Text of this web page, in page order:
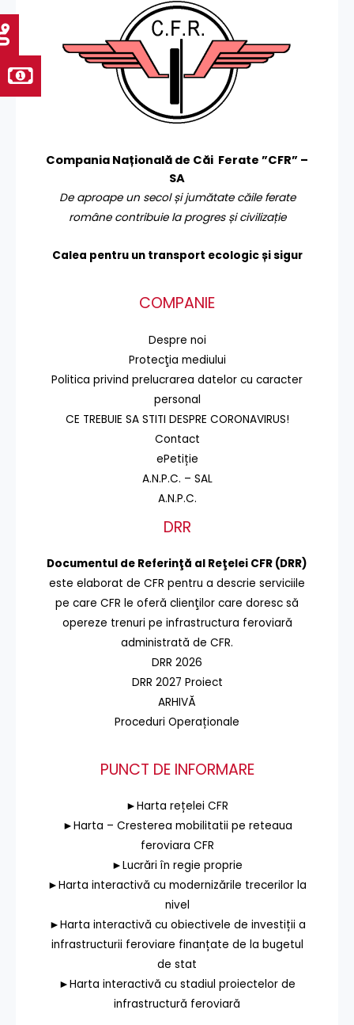
Compania Națională de Căi Ferate ”CFR” –
SA
De aproape un secol și jumătate căile ferate
române contribuie la progres și civilizație
Calea pentru un transport ecologic și sigur
COMPANIE
Despre noi
Protecţia mediului
Politica privind prelucrarea datelor cu caracter
personal
CE TREBUIE SA STITI DESPRE CORONAVIRUS!
Contact
ePetiție
A.N.P.C. – SAL
A.N.P.C.
DRR
Documentul de Referinţă al Reţelei CFR (DRR)
este elaborat de CFR pentru a descrie serviciile
pe care CFR le oferă clienţilor care doresc să
opereze trenuri pe infrastructura feroviară
administrată de CFR.
DRR 2026
DRR 2027 Proiect
ARHIVĂ
Proceduri Operaționale
PUNCT DE INFORMARE
►Harta rețelei CFR
►Harta – Cresterea mobilitatii pe reteaua
feroviara CFR
►Lucrări în regie proprie
►Harta interactivă cu modernizările trecerilor la
nivel
►Harta interactivă cu obiectivele de investiții a
infrastructurii feroviare finanțate de la bugetul
de stat
►Harta interactivă cu stadiul proiectelor de
infrastructură feroviară